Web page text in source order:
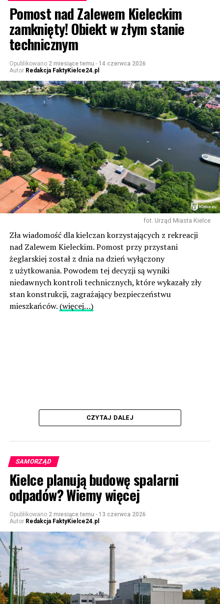
Pomost nad Zalewem Kieleckim
zamknięty! Obiekt w złym stanie
technicznym
Opublikowano 2 miesiące temu - 14 czerwca 2026
Autor Redakcja FaktyKielce24.pl
fot. Urząd Miasta Kielce
Zła wiadomość dla kielczan korzystających z rekreacji
nad Zalewem Kieleckim. Pomost przy przystani
żeglarskiej został z dnia na dzień wyłączony
z użytkowania. Powodem tej decyzji są wyniki
niedawnych kontroli technicznych, które wykazały zły
stan konstrukcji, zagrażający bezpieczeństwu
mieszkańców. (więcej…)
CZYTAJ DALEJ
SAMORZĄD
Kielce planują budowę spalarni
odpadów? Wiemy więcej
Opublikowano 2 miesiące temu - 13 czerwca 2026
Autor Redakcja FaktyKielce24.pl